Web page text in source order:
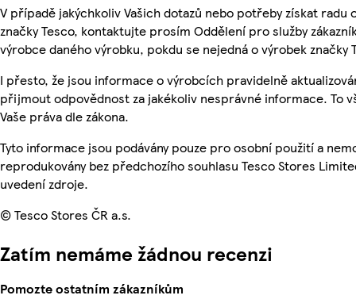
V případě jakýchkoliv Vašich dotazů nebo potřeby získat radu
značky Tesco, kontaktujte prosím Oddělení pro služby
výrobce daného výrobku, pokdu se nejedná o výrobek značky
I přesto, že jsou informace o výrobcích pravidelně
přijmout odpovědnost za jakékoliv nesprávné informace. To
Vaše práva dle zákona.
Tyto informace jsou podávány pouze pro osobní použití a
reprodukovány bez předchozího souhlasu Tesco Stores
uvedení zdroje.
© Tesco Stores ČR a.s.
Zatím nemáme žádnou recenzi
Pomozte ostatním zákazníkům